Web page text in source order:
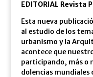
EDITORIAL Revista
Esta nueva
al estudio de los
urbanismo y la
acontece que
participando, más o
dolencias mundiales